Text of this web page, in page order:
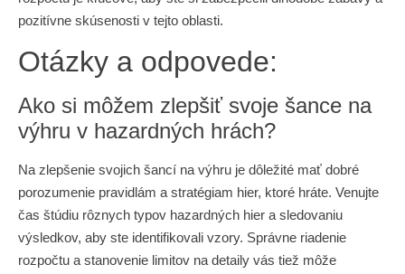
pozitívne skúsenosti v tejto oblasti.
Otázky a odpovede:
Ako si môžem zlepšiť svoje šance na
výhru v hazardných hrách?
Na zlepšenie svojich šancí na výhru je dôležité mať dobré
porozumenie pravidlám a stratégiam hier, ktoré hráte. Venujte
čas štúdiu rôznych typov hazardných hier a sledovaniu
výsledkov, aby ste identifikovali vzory. Správne riadenie
rozpočtu a stanovenie limitov na detaily vás tiež môže